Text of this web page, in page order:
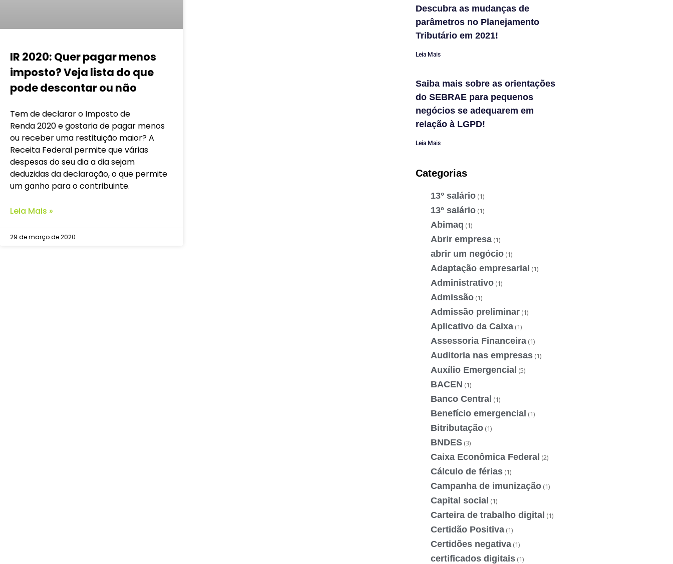
IR 2020: Quer pagar menos
imposto? Veja lista do que
pode descontar ou não
Tem de declarar o Imposto de
Renda 2020 e gostaria de pagar menos
ou receber uma restituição maior? A
Receita Federal permite que várias
despesas do seu dia a dia sejam
deduzidas da declaração, o que permite
um ganho para o contribuinte.
Leia Mais »
29 de março de 2020
Descubra as mudanças de
parâmetros no Planejamento
Tributário em 2021!
Leia Mais
Saiba mais sobre as orientações
do SEBRAE para pequenos
negócios se adequarem em
relação à LGPD!
Leia Mais
Categorias
13° salário (1)
13º salário (1)
Abimaq (1)
Abrir empresa (1)
abrir um negócio (1)
Adaptação empresarial (1)
Administrativo (1)
Admissão (1)
Admissão preliminar (1)
Aplicativo da Caixa (1)
Assessoria Financeira (1)
Auditoria nas empresas (1)
Auxílio Emergencial (5)
BACEN (1)
Banco Central (1)
Benefício emergencial (1)
Bitributação (1)
BNDES (3)
Caixa Econômica Federal (2)
Cálculo de férias (1)
Campanha de imunização (1)
Capital social (1)
Carteira de trabalho digital (1)
Certidão Positiva (1)
Certidões negativa (1)
certificados digitais (1)